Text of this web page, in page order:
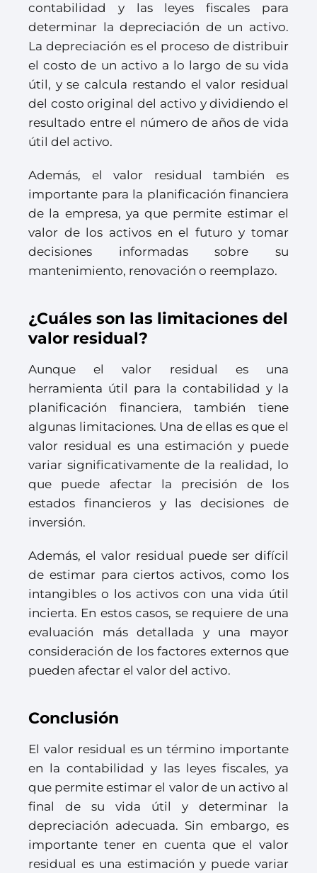
contabilidad y las leyes fiscales para
determinar la depreciación de un activo.
La depreciación es el proceso de distribuir
el costo de un activo a lo largo de su vida
útil, y se calcula restando el valor residual
del costo original del activo y dividiendo el
resultado entre el número de años de vida
útil del activo.
Además, el valor residual también es
importante para la planificación financiera
de la empresa, ya que permite estimar el
valor de los activos en el futuro y tomar
decisiones informadas sobre su
mantenimiento, renovación o reemplazo.
¿Cuáles son las limitaciones del
valor residual?
Aunque el valor residual es una
herramienta útil para la contabilidad y la
planificación financiera, también tiene
algunas limitaciones. Una de ellas es que el
valor residual es una estimación y puede
variar significativamente de la realidad, lo
que puede afectar la precisión de los
estados financieros y las decisiones de
inversión.
Además, el valor residual puede ser difícil
de estimar para ciertos activos, como los
intangibles o los activos con una vida útil
incierta. En estos casos, se requiere de una
evaluación más detallada y una mayor
consideración de los factores externos que
pueden afectar el valor del activo.
Conclusión
El valor residual es un término importante
en la contabilidad y las leyes fiscales, ya
que permite estimar el valor de un activo al
final de su vida útil y determinar la
depreciación adecuada. Sin embargo, es
importante tener en cuenta que el valor
residual es una estimación y puede variar